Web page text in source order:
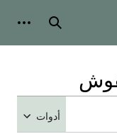
بحث
أدوات